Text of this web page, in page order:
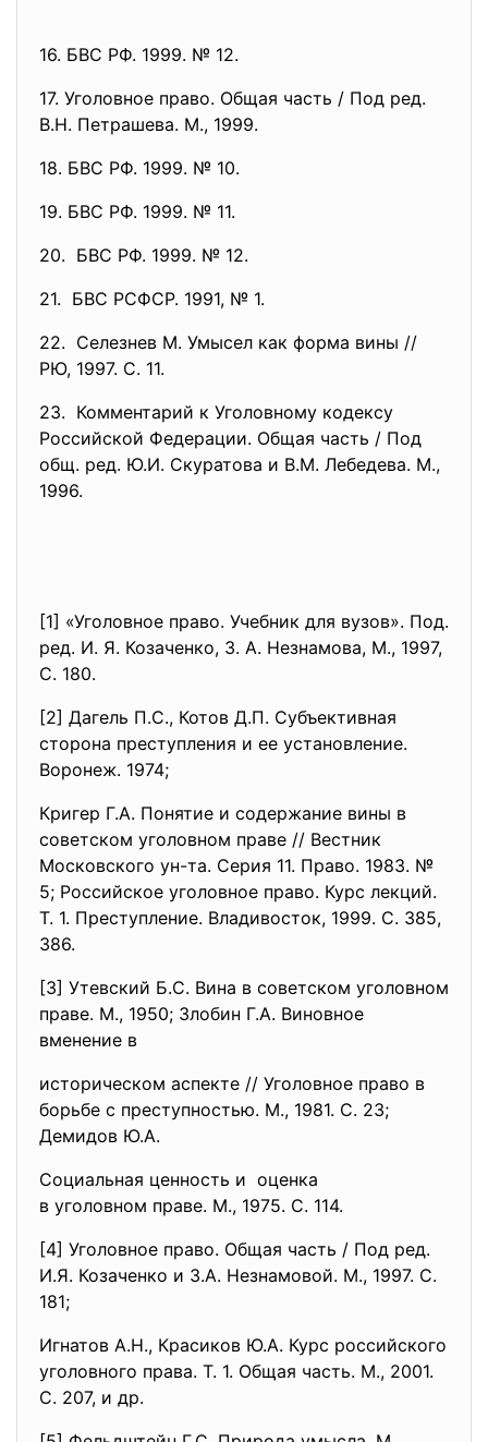
16. БВС РФ. 1999. № 12.
17. Уголовное право. Общая часть / Под ред.
В.Н. Петрашева. М., 1999.
18. БВС РФ. 1999. № 10.
19. БВС РФ. 1999. № 11.
20. БВС РФ. 1999. № 12.
21. БВС РСФСР. 1991, № 1.
22. Селезнев М. Умысел как форма вины //
РЮ, 1997. С. 11.
23. Комментарий к Уголовному кодексу
Российской Федерации. Общая часть / Под
общ. ред. Ю.И. Скуратова и В.М. Лебедева. М.,
1996.
[1] «Уголовное право. Учебник для вузов». Под.
ред. И. Я. Козаченко, З. А. Незнамова, М., 1997,
С. 180.
[2] Дагель П.С., Котов Д.П. Субъективная
сторона преступления и ее установление.
Воронеж. 1974;
Кригер Г.А. Понятие и содержание вины в
советском уголовном праве // Вестник
Московского ун-та. Серия 11. Право. 1983. №
5; Российское уголовное право. Курс лекций.
Т. 1. Преступление. Владивосток, 1999. С. 385,
386.
[3] Утевский Б.С. Вина в советском уголовном
праве. М., 1950; Злобин Г.А. Виновное
вменение в
историческом аспекте // Уголовное право в
борьбе с преступностью. М., 1981. С. 23;
Демидов Ю.А.
Социальная ценность и оценка
в уголовном праве. М., 1975. С. 114.
[4] Уголовное право. Общая часть / Под ред.
И.Я. Козаченко и З.А. Незнамовой. М., 1997. С.
181;
Игнатов А.Н., Красиков Ю.А. Курс российского
уголовного права. Т. 1. Общая часть. М., 2001.
С. 207, и др.